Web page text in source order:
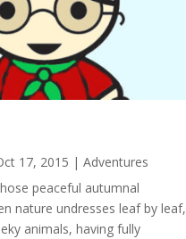
17, 2015 |Adventures
peaceful autumnal
nature undresses leaf by leaf,
animals, having fully